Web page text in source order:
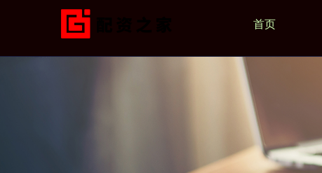
首页